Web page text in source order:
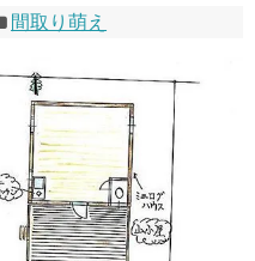
間取り萌え